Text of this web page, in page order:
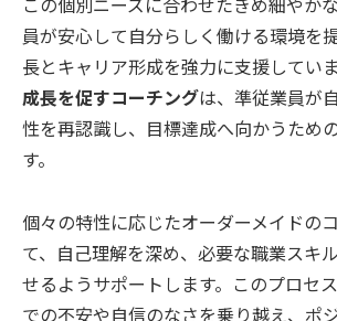
員が安心して自分らしく働ける環境を
長とキャリア形成を強力に支援してい
成長を促すコーチングは、準従業員が
性を再認識し、目標達成へ向かうため
す。
個々の特性に応じたオーダーメイドの
て、自己理解を深め、必要な職業スキ
せるようサポートします。このプロセ
での不安や自信のなさを乗り越え、ポ